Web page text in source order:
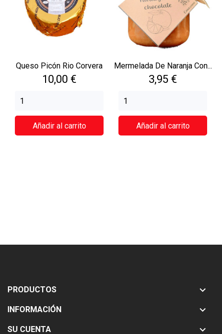
Queso Picón Rio Corvera
Precio
10,00 €
Añadir al carrito
Mermelada De Naranja Con...
Precio
3,95 €
Añadir al carrito
PRODUCTOS 
INFORMACIÓN 
SU CUENTA 